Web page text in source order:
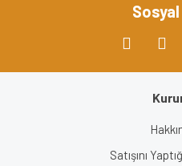
Satışını